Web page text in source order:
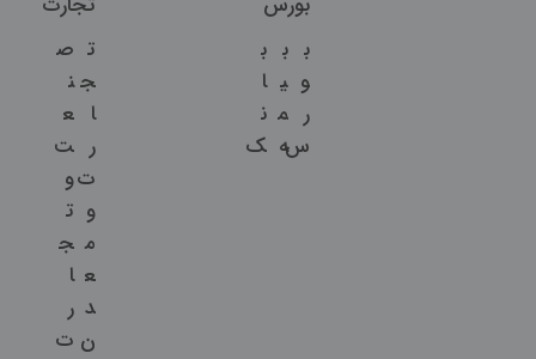
ب
و
ر
س
ب
ی
م
ه
ب
ا
ن
ک
ت
ج
ا
ر
ت
و
م
ع
د
ن
ص
ن
ع
ت
و
ت
ج
ا
ر
ت